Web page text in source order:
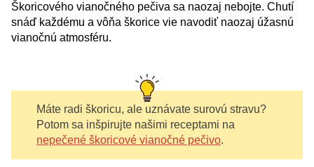
Škoricového vianočného pečiva sa naozaj nebojte. Chutí
snáď každému a vôňa škorice vie navodiť naozaj úžasnú
vianočnú atmosféru.
Máte radi škoricu, ale uznávate surovú stravu?
Potom sa inšpirujte našimi receptami na
nepečené škoricové vianočné pečivo.